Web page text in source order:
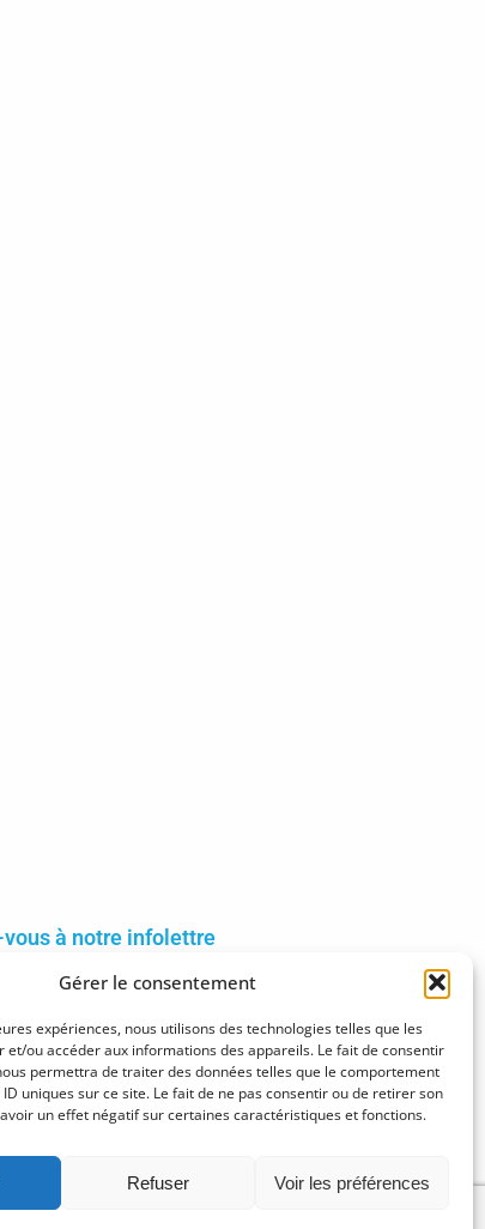
Gérer le consentement
expériences, nous utilisons des technologies telles que les
et/ou accéder aux informations des appareils. Le fait de consentir
permettra de traiter des données telles que le comportement
uniques sur ce site. Le fait de ne pas consentir ou de retirer son
un effet négatif sur certaines caractéristiques et fonctions.
Refuser Voir les préférences
à notre infolettre